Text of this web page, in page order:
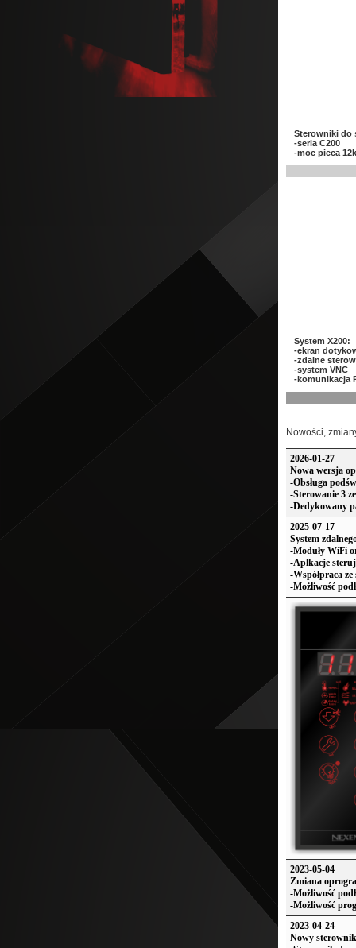
Sterowniki do
-seria C200
-moc pieca
System X200:
-ekran
-zdalne
-system VNC
-komunikacja
Nowości,
2026-01-27
Nowa wersja
-Obsługa
-Sterowanie 3
-Dedykowany
2025-07-17
System
-Moduły WiFi
-Aplkacje
-Współpraca
-Możliwość
2023-05-04
Zmiana
-Możliwość
-Możliwość
2023-04-24
Nowy